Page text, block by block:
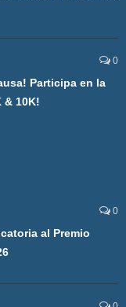
0
Participa en la
& 10K!
0
al Premio